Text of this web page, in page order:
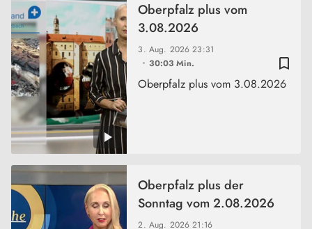
bookmark_border
3. Aug. 202623:31
30:03 Min.
Oberpfalz plus vom
3.08.2026
Oberpfalz plus vom 3.08.2026
2. Aug. 202621:16
Oberpfalz plus der
Sonntag vom 2.08.2026